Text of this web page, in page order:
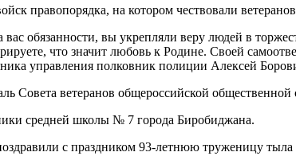
правопорядка, на котором чествовали
обязанности, вы укрепляли веру людей в
что значит любовь к Родине. Своей
управления полковник полиции Алексей
Совета ветеранов общероссийской общественной
средней школы № 7 города Биробиджана.
с праздником 93-летнюю труженицу